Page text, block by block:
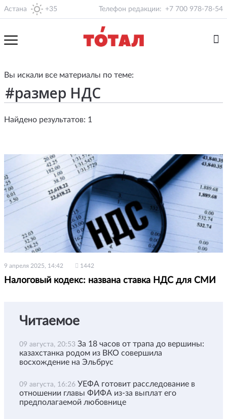
Астана +35 Телефон редакции: +7 700 978-78-54
Вы искали все материалы по теме:
Найдено результатов: 1
9 апреля 2025, 14:42 1442
Налоговый кодекс: названа ставка НДС для СМИ
Читаемое
09 августа, 20:53 За 18 часов от трапа до вершины:
казахстанка родом из ВКО совершила
восхождение на Эльбрус
09 августа, 16:26 УЕФА готовит расследование в
отношении главы ФИФА из-за выплат его
предполагаемой любовнице